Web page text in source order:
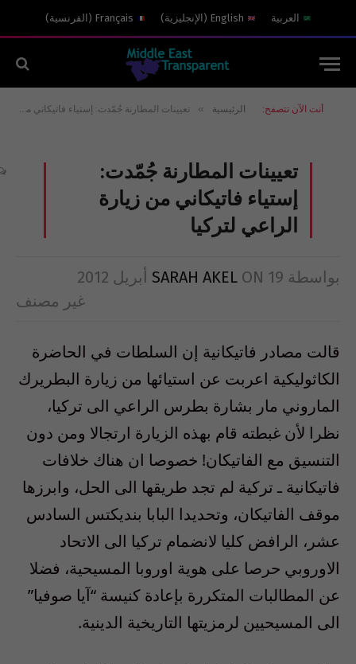
العربية English
( الإنجليزية)
Français
( الفرنسية)
أنت الآن تتصفح: الرئيسية » تعيينات المطارنة جُمّدت: إستياء فاتيكاني من زيارة الراعي لتركيا
تعيينات المطارنة جُمّدت:
إستياء فاتيكاني من زيارة
الراعي لتركيا
بواسطة SARAH AKEL ON 19 أبريل 2012
غير مصنف
قالت مصادر فاتيكانية إن السلطات في الحاضرة
الكاثوليكية اعربت عن استيائها من زيارة البطريرك
الماروني مار بشارة بطرس الراعي الى تركيا،
نظرا لأن غبطته قام بهذه الزيارة ارتجالا ومن دون
التنسيق مع الفاتيكان! خصوصا ان هناك خلافات
فاتيكانية ـ تركية لم تجد طريقها الى الحل، وابرزها
موقف الفاتيكان، وتحديدا البابا بنديكتس السادس
عشر، الرافض كليا لانضمام تركيا الى الاتحاد
الاوروبي حرصا على هوية اوروبا المسيحية، فضلا
عن المطالبات المتكررة بإعادة كنيسة “آيا صوفيا”
الى المسيحيين لرمزيتها التاريخية الدينية.